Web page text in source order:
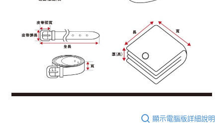
顯示電腦版詳細說明